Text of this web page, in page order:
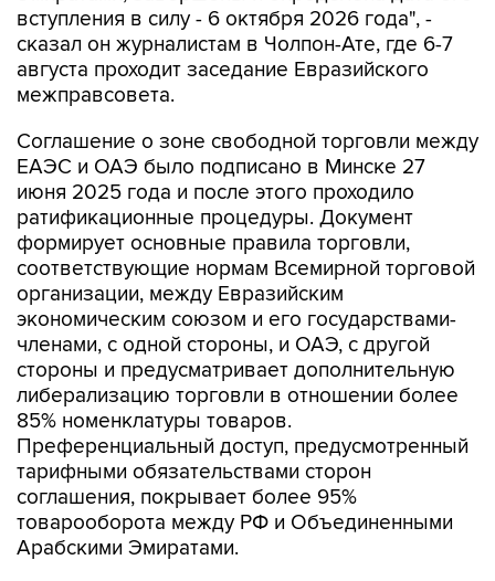
вступления в силу - 6 октября 2026 года", -
сказал он журналистам в Чолпон-Ате, где 6-7
августа проходит заседание Евразийского
межправсовета.
Соглашение о зоне свободной торговли между
ЕАЭС и ОАЭ было подписано в Минске 27
июня 2025 года и после этого проходило
ратификационные процедуры. Документ
формирует основные правила торговли,
соответствующие нормам Всемирной торговой
организации, между Евразийским
экономическим союзом и его государствами-
членами, с одной стороны, и ОАЭ, с другой
стороны и предусматривает дополнительную
либерализацию торговли в отношении более
85% номенклатуры товаров.
Преференциальный доступ, предусмотренный
тарифными обязательствами сторон
соглашения, покрывает более 95%
товарооборота между РФ и Объединенными
Арабскими Эмиратами.